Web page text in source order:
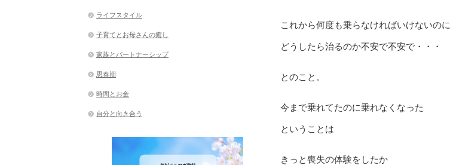
これから何度も乗らなければいけないのに
どうしたら治るのか不安で不安で・・・
とのこと。
今まで乗れてたのに乗れなくなった
ということは
きっと喪失の体験をしたか
ライフスタイル
子育てとお母さんの癒し
家族とパートナーシップ
思春期
時間とお金
自分と向き合う